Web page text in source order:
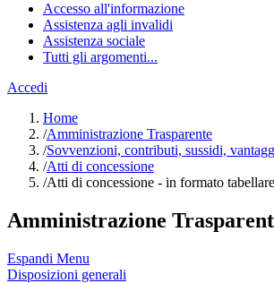
Accesso all'informazione
Assistenza agli invalidi
Assistenza sociale
Tutti gli argomenti...
Accedi
Home
/Amministrazione Trasparente
/Sovvenzioni, contributi, sussidi,
/Atti di concessione
/Atti di concessione - in formato tabellare
Amministrazione
Espandi Menu
Disposizioni generali